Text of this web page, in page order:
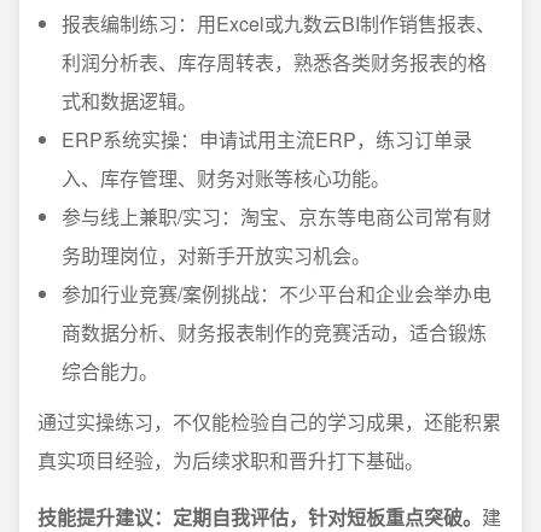
报表编制练习：用Excel或九数云BI制作销售报表、
利润分析表、库存周转表，熟悉各类财务报表的格
式和数据逻辑。
ERP系统实操：申请试用主流ERP，练习订单录
入、库存管理、财务对账等核心功能。
参与线上兼职/实习：淘宝、京东等电商公司常有财
务助理岗位，对新手开放实习机会。
参加行业竞赛/案例挑战：不少平台和企业会举办电
商数据分析、财务报表制作的竞赛活动，适合锻炼
综合能力。
通过实操练习，不仅能检验自己的学习成果，还能积累
真实项目经验，为后续求职和晋升打下基础。
技能提升建议：定期自我评估，针对短板重点突破。 建